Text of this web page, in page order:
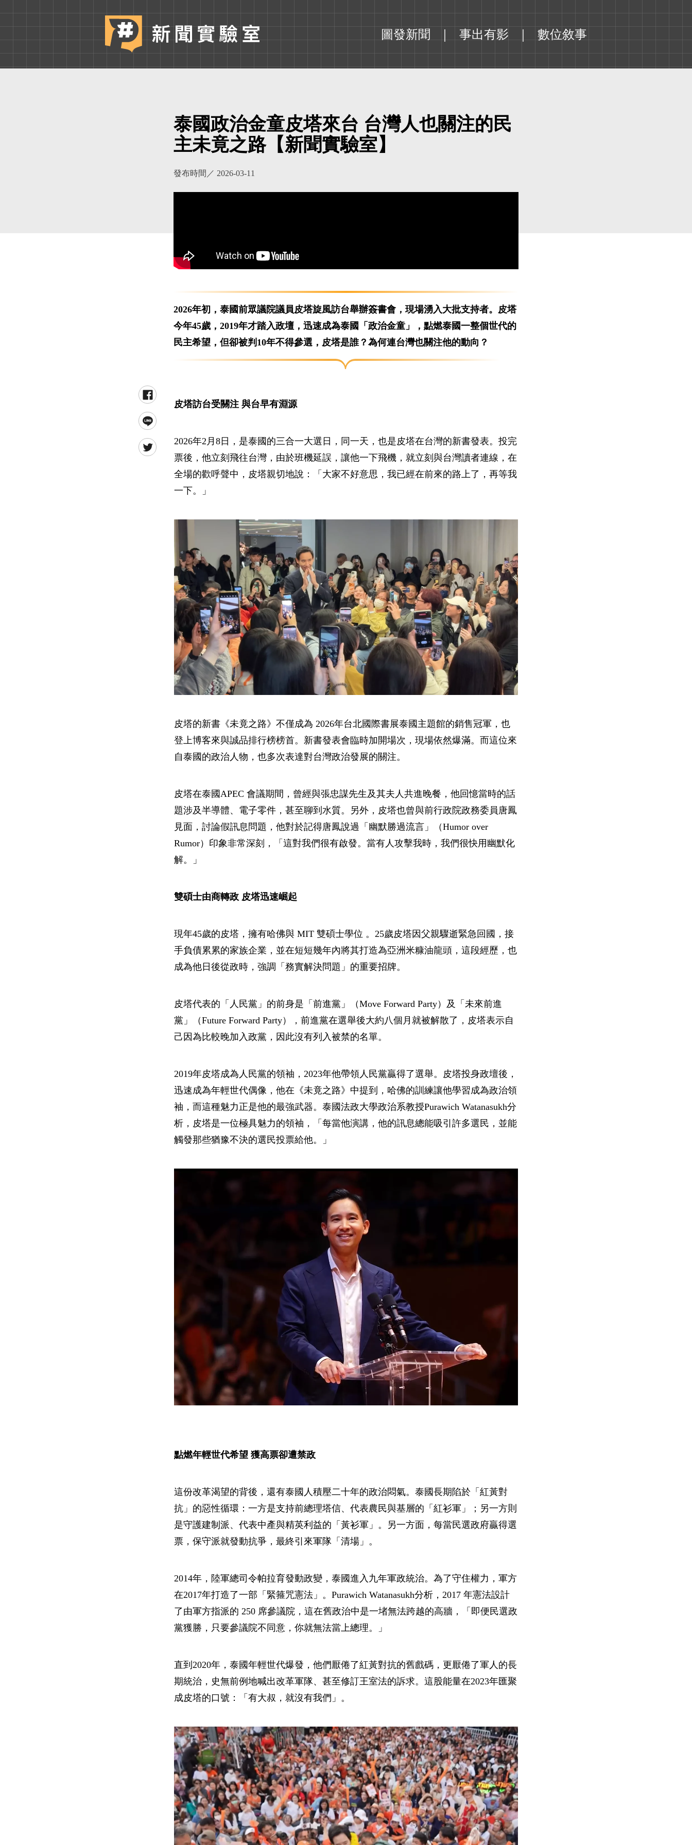
圖發新聞 事出有影 數位敘事
泰國政治金童皮塔來台 台灣人也關注的民
主未竟之路【新聞實驗室】
發布時間／ 2026-03-11
2026年初，泰國前眾議院議員皮塔旋風訪台舉辦簽書會，現場湧入大批支持者。皮塔
今年45歲，2019年才踏入政壇，迅速成為泰國「政治金童」，點燃泰國一整個世代的
民主希望，但卻被判10年不得參選，皮塔是誰？為何連台灣也關注他的動向？
皮塔訪台受關注 與台早有淵源
2026年2月8日，是泰國的三合一大選日，同一天，也是皮塔在台灣的新書發表。投完
票後，他立刻飛往台灣，由於班機延誤，讓他一下飛機，就立刻與台灣讀者連線，在
全場的歡呼聲中，皮塔親切地說：「大家不好意思，我已經在前來的路上了，再等我
一下。」
皮塔的新書《未竟之路》不僅成為 2026年台北國際書展泰國主題館的銷售冠軍，也
登上博客來與誠品排行榜榜首。新書發表會臨時加開場次，現場依然爆滿。而這位來
自泰國的政治人物，也多次表達對台灣政治發展的關注。
皮塔在泰國APEC 會議期間，曾經與張忠謀先生及其夫人共進晚餐，他回憶當時的話
題涉及半導體、電子零件，甚至聊到水質。另外，皮塔也曾與前行政院政務委員唐鳳
見面，討論假訊息問題，他對於記得唐鳳說過「幽默勝過流言」（Humor over
Rumor）印象非常深刻，「這對我們很有啟發。當有人攻擊我時，我們很快用幽默化
解。」
雙碩士由商轉政 皮塔迅速崛起
現年45歲的皮塔，擁有哈佛與 MIT 雙碩士學位 。25歲皮塔因父親驟逝緊急回國，接
手負債累累的家族企業，並在短短幾年內將其打造為亞洲米糠油龍頭，這段經歷，也
成為他日後從政時，強調「務實解決問題」的重要招牌。
皮塔代表的「人民黨」的前身是「前進黨」（Move Forward Party）及「未來前進
黨」（Future Forward Party），前進黨在選舉後大約八個月就被解散了，皮塔表示自
己因為比較晚加入政黨，因此沒有列入被禁的名單。
2019年皮塔成為人民黨的領袖，2023年他帶領人民黨贏得了選舉。皮塔投身政壇後，
迅速成為年輕世代偶像，他在《未竟之路》中提到，哈佛的訓練讓他學習成為政治領
袖，而這種魅力正是他的最強武器。泰國法政大學政治系教授Purawich Watanasukh分
析，皮塔是一位極具魅力的領袖，「每當他演講，他的訊息總能吸引許多選民，並能
觸發那些猶豫不決的選民投票給他。」
點燃年輕世代希望 獲高票卻遭禁政
這份改革渴望的背後，還有泰國人積壓二十年的政治悶氣。泰國長期陷於「紅黃對
抗」的惡性循環：一方是支持前總理塔信、代表農民與基層的「紅衫軍」；另一方則
是守護建制派、代表中產與精英利益的「黃衫軍」。另一方面，每當民選政府贏得選
票，保守派就發動抗爭，最終引來軍隊「清場」。
2014年，陸軍總司令帕拉育發動政變，泰國進入九年軍政統治。為了守住權力，軍方
在2017年打造了一部「緊箍咒憲法」。Purawich Watanasukh分析，2017 年憲法設計
了由軍方指派的 250 席參議院，這在舊政治中是一堵無法跨越的高牆，「即便民選政
黨獲勝，只要參議院不同意，你就無法當上總理。」
直到2020年，泰國年輕世代爆發，他們厭倦了紅黃對抗的舊戲碼，更厭倦了軍人的長
期統治，史無前例地喊出改革軍隊、甚至修訂王室法的訴求。這股能量在2023年匯聚
成皮塔的口號：「有大叔，就沒有我們」。